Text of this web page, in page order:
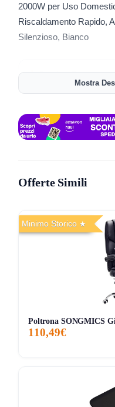
2000W per Uso
Riscaldamento Rapido,
Silenzioso, Bianco
Storico Prezzo
ATTUALEMINIMO MASSIMO
Mostra
Offerte Simili
Minimo Storico
Poltrona SONGMICS
110,49€